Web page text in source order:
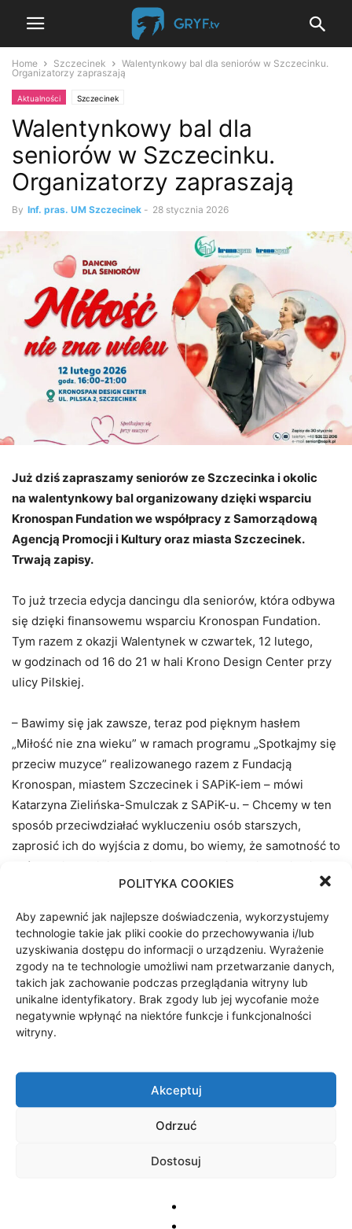
POLITYKA COOKIES
Aby zapewnić jak najlepsze doświadczenia, wykorzystujemy
technologie takie jak pliki cookie do przechowywania i/lub
uzyskiwania dostępu do informacji o urządzeniu. Wyrażenie
zgody na te technologie umożliwi nam przetwarzanie danych,
takich jak zachowanie podczas przeglądania witryny lub
unikalne identyfikatory. Brak zgody lub jej wycofanie może
negatywnie wpłynąć na niektóre funkcje i funkcjonalności
witryny.
Akceptuj
Odrzuć
Dostosuj
Home Szczecinek
Walentynkowy bal dla seniorów w Szczecinku.
Organizatorzy zapraszają
Aktualności Szczecinek
Walentynkowy bal dla
seniorów w Szczecinku.
Organizatorzy zapraszają
By Inf. pras. UM Szczecinek - 28 stycznia 2026
Już dziś zapraszamy seniorów ze Szczecinka i okolic
na walentynkowy bal organizowany dzięki wsparciu
Kronospan Fundation we współpracy z Samorządową
Agencją Promocji i Kultury oraz miasta Szczecinek.
Trwają zapisy.
To już trzecia edycja dancingu dla seniorów, która odbywa
się dzięki finansowemu wsparciu Kronospan Fundation.
Tym razem z okazji Walentynek w czwartek, 12 lutego,
w godzinach od 16 do 21 w hali Krono Design Center przy
ulicy Pilskiej.
– Bawimy się jak zawsze, teraz pod pięknym hasłem
„Miłość nie zna wieku” w ramach programu „Spotkajmy się
przeciw muzyce” realizowanego razem z Fundacją
Kronospan, miastem Szczecinek i SAPiK-iem – mówi
Katarzyna Zielińska-Smulczak z SAPiK-u. – Chcemy w ten
sposób przeciwdziałać wykluczeniu osób starszych,
zaprosić ich do wyjścia z domu, bo wiemy, że samotność to
coś to najbardziej doskwiera za zamkniętymi drzwiami.
świetna muzyka, konkursy i moc zabawy
oraz poczęstunek. Liczba miejsc jest ograniczona, a więc
to ostatnia szansa, aby się zapisać – osoby zainteresowane
prosimy o kontakt telefoniczny lub SMS pod numerem
telefonu 531 111 206.
RELATED ARTICLES
„Leśne miasteczko” wojskiem
10 sierpnia 2026